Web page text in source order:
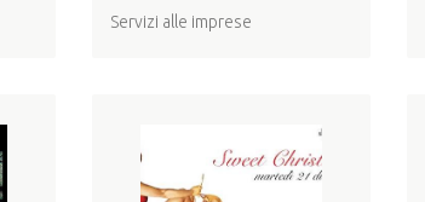
Servizi alle imprese